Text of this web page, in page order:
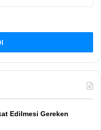
Edilmesi Gereken